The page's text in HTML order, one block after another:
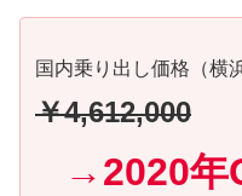
国内乗り出し価格（横
￥4,612,000
→2020年